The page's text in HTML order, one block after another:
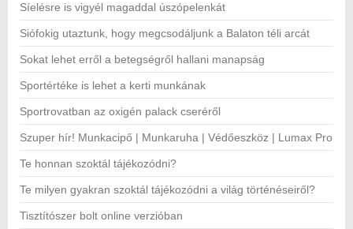
Síelésre is vigyél magaddal úszópelenkát
Siófokig utaztunk, hogy megcsodáljunk a Balaton téli arcát
Sokat lehet erről a betegségről hallani manapság
Sportértéke is lehet a kerti munkának
Sportrovatban az oxigén palack cseréről
Szuper hír! Munkacipő | Munkaruha | Védőeszköz | Lumax Pro
Te honnan szoktál tájékozódni?
Te milyen gyakran szoktál tájékozódni a világ történéseiről?
Tisztítószer bolt online verzióban